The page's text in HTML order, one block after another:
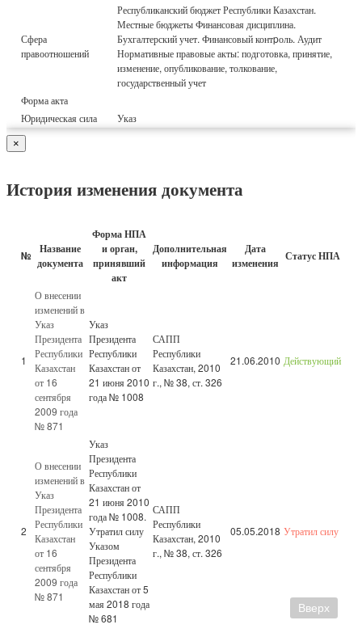
Сфера
правоотношений
Республиканский бюджет Республики Казахстан.
Местные бюджеты Финансовая дисциплина.
Бухгалтерский учет. Финансовый контpоль. Аудит
Нормативные правовые акты: подготовка, принятие,
изменение, опубликование, толкование,
государственный учет
Форма акта
Юридическая сила
Указ
×
История изменения документа
№
Название
документа
Форма НПА
и орган,
принявший
акт
Дополнительная
информация
Дата
изменения Статус НПА
1
О внесении
изменений в
Указ
Президента
Республики
Казахстан
от 16
сентября
2009 года
№ 871
Указ
Президента
Республики
Казахстан от
21 июня 2010
года № 1008
САПП
Республики
Казахстан, 2010
г., № 38, ст. 326
21.06.2010 Действующий
2
О внесении
изменений в
Указ
Президента
Республики
Казахстан
от 16
сентября
2009 года
№ 871
Указ
Президента
Республики
Казахстан от
21 июня 2010
года № 1008.
Утратил силу
Указом
Президента
Республики
Казахстан от 5
мая 2018 года
№ 681
САПП
Республики
Казахстан, 2010
г., № 38, ст. 326
05.05.2018 Утратил силу
Вверх